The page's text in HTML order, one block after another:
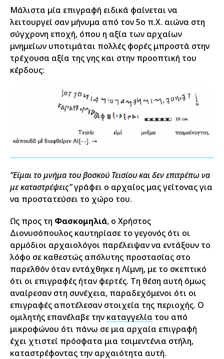
Μάλιστα μία επιγραφή ειδικά φαίνεται να
λειτουργεί σαν μήνυμα από τον 5ο π.Χ. αιώνα στη
σύγχρονη εποχή, όπου η αξία των αρχαίων
μνημείων υποτιμάται πολλές φορές μπροστά στην
τρέχουσα αξία της γης και στην προοπτική του
κέρδους:
“Είμαι το μνήμα του βοσκού Τεισίου και δεν επιτρέπω να
με καταστρέψεις”γράφει ο αρχαίος μας γείτονας για
να προστατεύσει το χώρο του.
Ως προς τη Φασκομηλιά, ο Χρήστος
Διονυσόπουλος καυτηρίασε το γεγονός ότι οι
αρμόδιοι αρχαιολόγοι παρέλειψαν να εντάξουν το
λόφο σε καθεστώς απόλυτης προστασίας στο
παρελθόν όταν εντάχθηκε η Λίμνη, με το σκεπτικό
ότι οι επιγραφές ήταν φερτές. Τη θέση αυτή όμως
αναίρεσαν στη συνέχεια, παραδεχόμενοι ότι οι
επιγραφές αποτέλεσαν στοιχεία της περιοχής. Ο
ομιλητής επανέλαβε την καταγγελία του από
μικροφώνου ότι πάνω σε μια αρχαία επιγραφή
έχει χτιστεί πρόσφατα μια τσιμεντένια στήλη,
καταστρέφοντας την αρχαιότητα αυτή.